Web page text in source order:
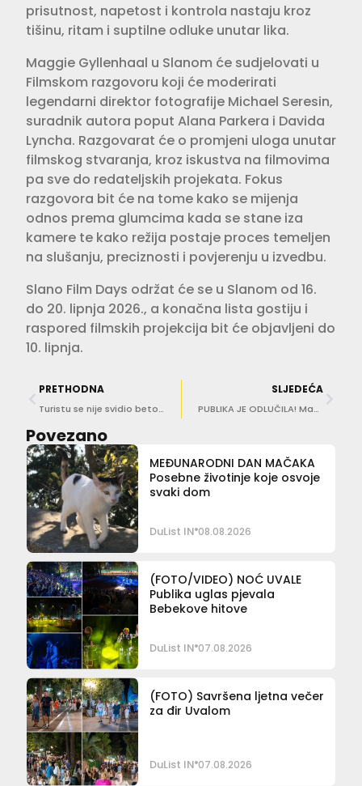
prisutnost, napetost i kontrola nastaju kroz
tišinu, ritam i suptilne odluke unutar lika.
Maggie Gyllenhaal u Slanom će sudjelovati u
Filmskom razgovoru koji će moderirati
legendarni direktor fotografije Michael Seresin,
suradnik autora poput Alana Parkera i Davida
Lyncha. Razgovarat će o promjeni uloga unutar
filmskog stvaranja, kroz iskustva na filmovima
pa sve do redateljskih projekata. Fokus
razgovora bit će na tome kako se mijenja
odnos prema glumcima kada se stane iza
kamere te kako režija postaje proces temeljen
na slušanju, preciznosti i povjerenju u izvedbu.
Slano Film Days održat će se u Slanom od 16.
do 20. lipnja 2026., a konačna lista gostiju i
raspored filmskih projekcija bit će objavljeni do
10. lipnja.
PRETHODNA
Turistu se nije svidio betonski tobogan u Lapadu: Lokalci mu brzo odgovorili!
SLJEDEĆA
PUBLIKA JE ODLUČILA! Mato Bebek trenutno je prvi izbor za pobjednika ‘Igre chefova’
Povezano
MEĐUNARODNI DAN MAČAKA
Posebne životinje koje osvoje
svaki dom
DuList IN 08.08.2026
(FOTO/VIDEO) NOĆ UVALE
Publika uglas pjevala
Bebekove hitove
DuList IN 07.08.2026
(FOTO) Savršena ljetna večer
za đir Uvalom
DuList IN 07.08.2026